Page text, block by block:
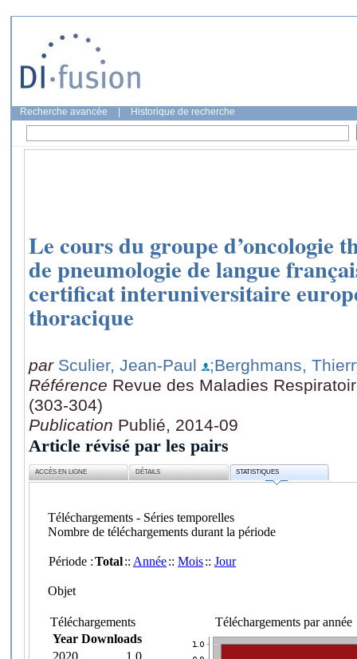
Recherche avancée Historique de recherche
Le cours du groupe d’oncologie
de pneumologie de langue
certificat interuniversitaire
thoracique
par Sculier, Jean-Paul
;Berghmans,
Référence Revue des Maladies
(303-304)
Publication Publié, 2014-09
Article révisé par les pairs
ACCÈS EN LIGNE DÉTAILS STATISTIQUES